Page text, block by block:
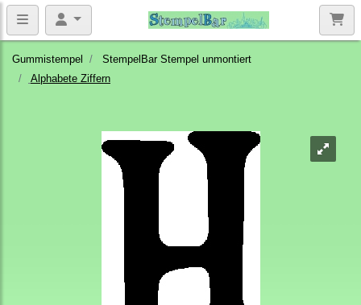
Gummistempel
StempelBar Stempel unmontiert
Alphabete Ziffern